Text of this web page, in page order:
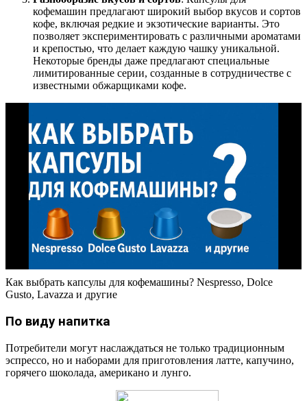
кофемашин предлагают широкий выбор вкусов и сортов
кофе, включая редкие и экзотические варианты. Это
позволяет экспериментировать с различными ароматами
и крепостью, что делает каждую чашку уникальной.
Некоторые бренды даже предлагают специальные
лимитированные серии, созданные в сотрудничестве с
известными обжарщиками кофе.
Как выбрать капсулы для кофемашины? Nespresso, Dolce
Gusto, Lavazza и другие
По виду напитка
Потребители могут наслаждаться не только традиционным
эспрессо, но и наборами для приготовления латте, капучино,
горячего шоколада, американо и лунго.